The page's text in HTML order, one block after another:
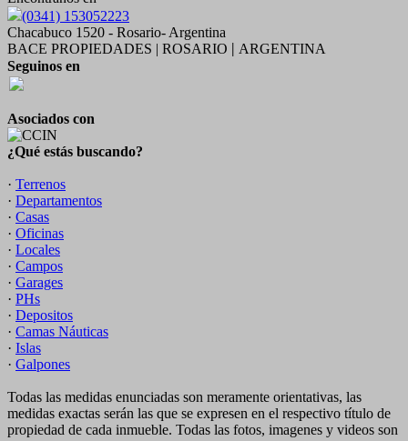
(0341) 153052223
Chacabuco 1520 - Rosario- Argentina
BACE PROPIEDADES | ROSARIO
ARGENTINA
Seguinos en
Asociados con
¿Qué estás buscando?
· Terrenos
· Departamentos
· Casas
· Oficinas
· Locales
· Campos
· Garages
· PHs
· Depositos
· Camas Náuticas
· Islas
· Galpones
Todas las medidas enunciadas son meramente orientativas, las
medidas exactas serán las que se expresen en el respectivo título de
propiedad de cada inmueble. Todas las fotos, imagenes y videos son